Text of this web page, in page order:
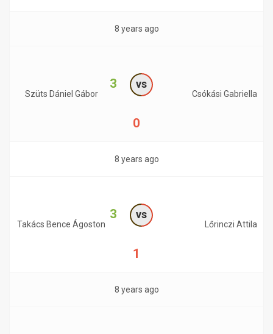
8 years ago
Szüts Dániel Gábor
3 vs
0
Csókási Gabriella
8 years ago
Takács Bence Ágoston
3 vs
1
Lőrinczi Attila
8 years ago